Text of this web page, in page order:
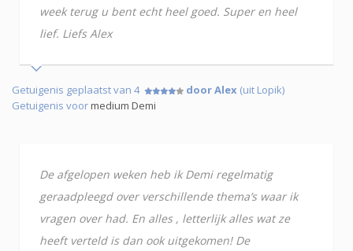
week terug u bent echt heel goed. Super en heel
lief. Liefs Alex
Getuigenis geplaatst van 4 door Alex (uit Lopik)
Getuigenis voormedium Demi
De afgelopen weken heb ik Demi regelmatig
geraadpleegd over verschillende thema’s waar ik
vragen over had. En alles , letterlijk alles wat ze
heeft verteld is dan ook uitgekomen! De